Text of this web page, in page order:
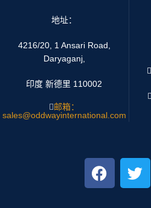
地址：
4216/20, 1 Ansari Road,
Daryaganj,
印度 新德里 110002
邮箱：
sales@oddwayinternational.com